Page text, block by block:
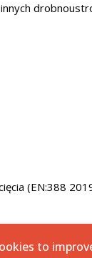
(EN:388
to